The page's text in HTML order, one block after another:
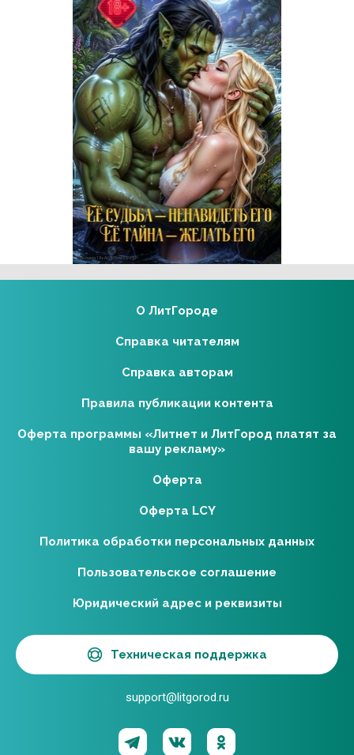
Реклама 18+ АО «ЛитГород»
О ЛитГороде
Справка читателям
Справка авторам
Правила публикации контента
Оферта программы «Литнет и ЛитГород платят за
вашу рекламу»
Оферта
Оферта LCY
Политика обработки персональных данных
Пользовательское соглашение
Юридический адрес и реквизиты
Техническая поддержка
support@litgorod.ru